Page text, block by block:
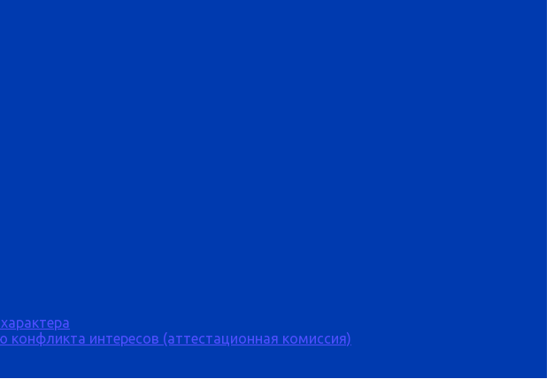
интересов (аттестационная комиссия)